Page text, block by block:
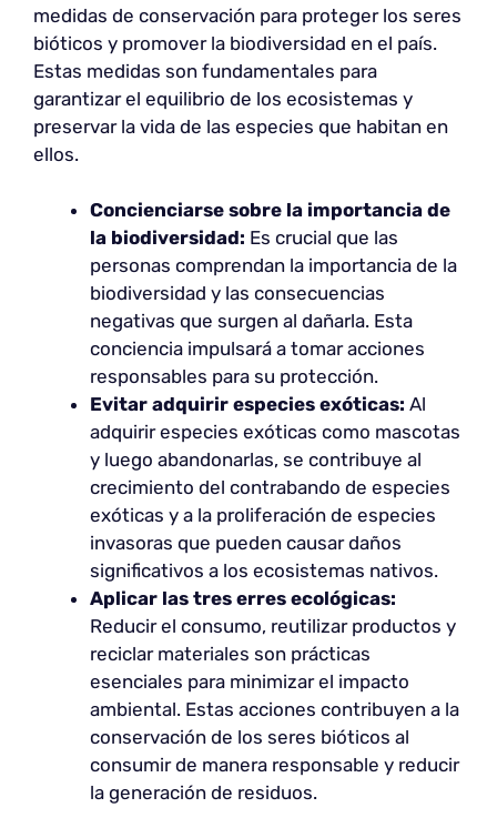
medidas de conservación para proteger los seres
bióticos y promover la biodiversidad en el país.
Estas medidas son fundamentales para
garantizar el equilibrio de los ecosistemas y
preservar la vida de las especies que habitan en
ellos.
Concienciarse sobre la importancia de
la biodiversidad: Es crucial que las
personas comprendan la importancia de la
biodiversidad y las consecuencias
negativas que surgen al dañarla. Esta
conciencia impulsará a tomar acciones
responsables para su protección.
Evitar adquirir especies exóticas: Al
adquirir especies exóticas como mascotas
y luego abandonarlas, se contribuye al
crecimiento del contrabando de especies
exóticas y a la proliferación de especies
invasoras que pueden causar daños
significativos a los ecosistemas nativos.
Aplicar las tres erres ecológicas:
Reducir el consumo, reutilizar productos y
reciclar materiales son prácticas
esenciales para minimizar el impacto
ambiental. Estas acciones contribuyen a la
conservación de los seres bióticos al
consumir de manera responsable y reducir
la generación de residuos.